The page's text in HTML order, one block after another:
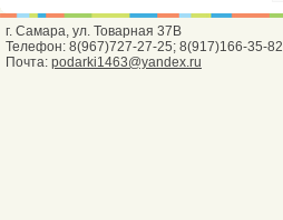
г. Самара, ул. Товарная 37В
Телефон: 8(967)727-27-25; 8(917)166-35-82
Почта: podarki1463@yandex.ru